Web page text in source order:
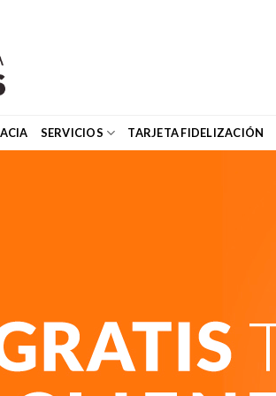
SERVICIOS TARJETA FIDELIZACIÓN